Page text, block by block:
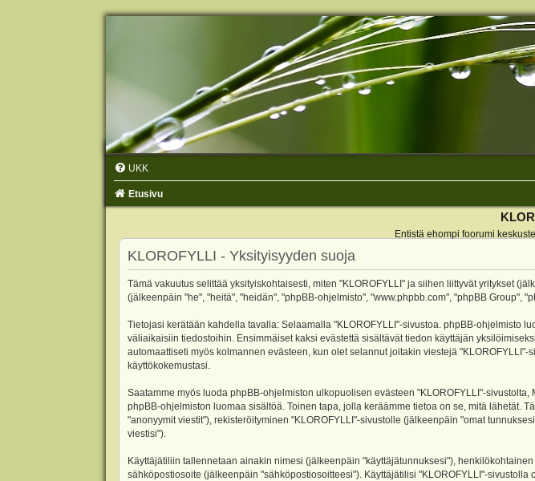
UKK
Etusivu
Entistä ehompi foorumi
KLOROFYLLI - Yksityisyyden suoja
Tämä vakuutus selittää yksityiskohtaisesti, miten "KLOROFYLLI" ja siihen liittyvät yritykset
(jälkeenpäin "he", "heitä", "heidän", "phpBB-ohjelmisto", "www.phpbb.com", "phpBB Group",
Tietojasi kerätään kahdella tavalla: Selaamalla "KLOROFYLLI"-sivustoa. phpBB-ohjelmisto
väliaikaisiin tiedostoihin. Ensimmäiset kaksi evästettä sisältävät tiedon käyttäjän
automaattiseti myös kolmannen evästeen, kun olet selannut joitakin viestejä
käyttökokemustasi.
Saatamme myös luoda phpBB-ohjelmiston ulkopuolisen evästeen "KLOROFYLLI"-
phpBB-ohjelmiston luomaa sisältöä. Toinen tapa, jolla keräämme tietoa on se, mitä lähetät.
"anonyymit viestit"), rekisteröityminen "KLOROFYLLI"-sivustolle (jälkeenpäin "omat
viestisi").
Käyttäjätiliin tallennetaan ainakin nimesi (jälkeenpäin "käyttäjätunnuksesi"),
sähköpostiosoite (jälkeenpäin "sähköpostiosoitteesi"). Käyttäjätilisi "KLOROFYLLI"-